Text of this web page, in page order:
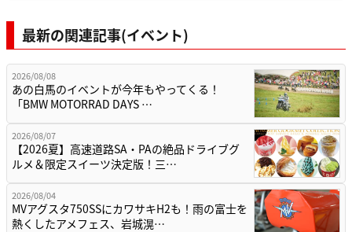
最新の関連記事(イベント)
2026/08/08
あの白馬のイベントが今年もやってくる！
「BMW MOTORRAD DAYS …
2026/08/07
【2026夏】高速道路SA・PAの絶品ドライブグ
ルメ＆限定スイーツ決定版！三…
2026/08/04
MVアグスタ750SSにカワサキH2も！雨の富士を
熱くしたアメフェス、岩城滉…